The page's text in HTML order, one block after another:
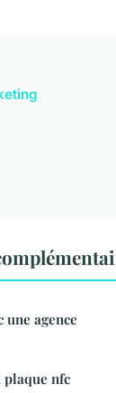
agence
plaque nfc